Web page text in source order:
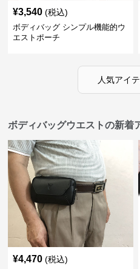
¥3,540 (税込)
ボディバッグ シンプル機能的ウ
エストポーチ
人気アイ
ボディバッグウエストの新着
¥4,470 (税込)